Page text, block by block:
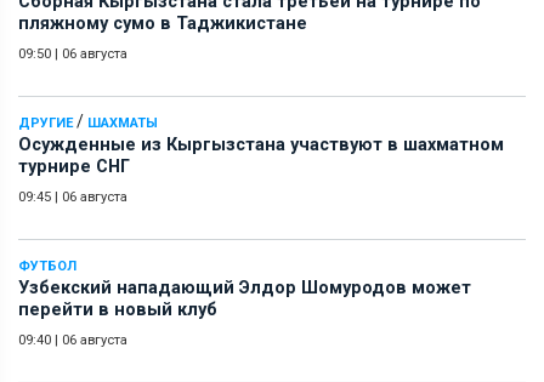
пляжному сумо в Таджикистане
09:50 | 06 августа
ДРУГИЕ/ ШАХМАТЫ
Осужденные из Кыргызстана участвуют в шахматном
турнире СНГ
09:45 | 06 августа
ФУТБОЛ
Узбекский нападающий Элдор Шомуродов может
перейти в новый клуб
09:40 | 06 августа